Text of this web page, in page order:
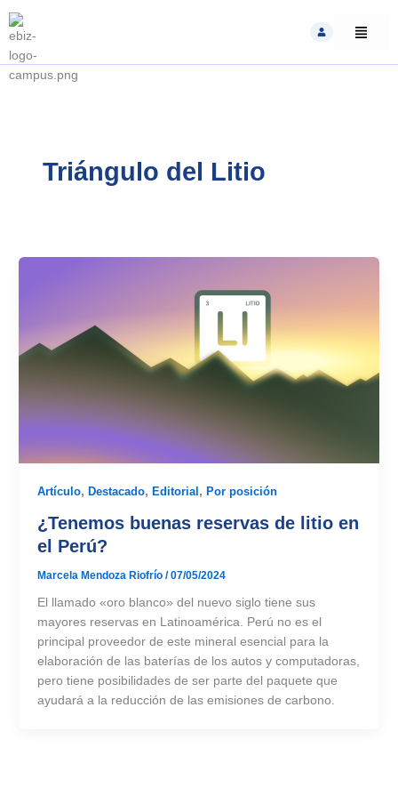
to
content
Triángulo del Litio
Artículo, Destacado, Editorial, Por posición
¿Tenemos buenas reservas de litio en
el Perú?
Marcela Mendoza Riofrío /07/05/2024
El llamado «oro blanco» del nuevo siglo tiene sus
mayores reservas en Latinoamérica. Perú no es el
principal proveedor de este mineral esencial para la
elaboración de las baterías de los autos y computadoras,
pero tiene posibilidades de ser parte del paquete que
ayudará a la reducción de las emisiones de carbono.